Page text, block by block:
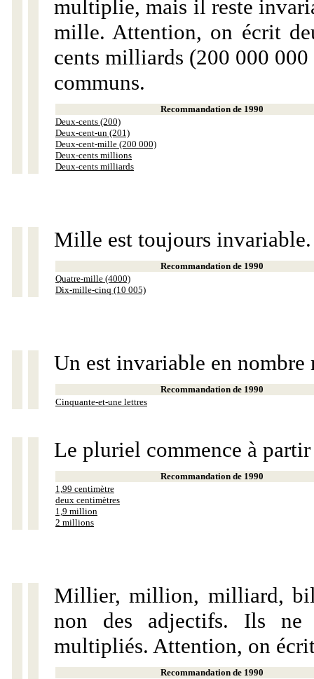
multiplie, mais il reste
mille. Attention, on écrit
cents milliards (200 000
communs.
Recommandation de 1990
Deux-cents (200)
Deux-cent-un (201)
Deux-cent-mille (200 000)
Deux-cents millions
Deux-cents milliards
Mille est toujours invariable.
Recommandation de 1990
Quatre-mille (4000)
Dix-mille-cinq (10 005)
Un est invariable en nombre
Recommandation de 1990
Cinquante-et-une lettres
Le pluriel commence à
Recommandation de 1990
1,99 centimètre
deux centimètres
1,9 million
2 millions
Millier, million, milliard,
non des adjectifs. Ils ne
multipliés. Attention, on
Recommandation de 1990